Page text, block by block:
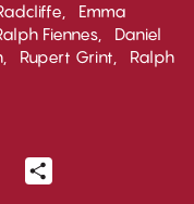
Emma
Fiennes
Daniel
Rupert Grint
Ralph